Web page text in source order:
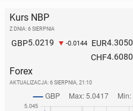
Kurs NBP
Z DNIA: 6 SIERPNIA
GBP5.0219 -0.0144 EUR4.3050
CHF4.6080
Forex
AKTUALIZACJA: 6 SIERPNIA, 21:10